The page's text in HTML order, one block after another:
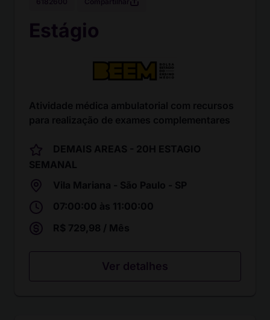
Estágio
Atividade médica ambulatorial com recursos
para realização de exames complementares
DEMAIS AREAS - 20H ESTAGIO
SEMANAL
Vila Mariana - São Paulo - SP
07:00:00 às 11:00:00
R$ 729,98 / Mês
Ver detalhes